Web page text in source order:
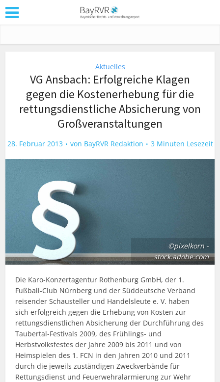
Aktuelles
VG Ansbach: Erfolgreiche Klagen
gegen die Kostenerhebung für die
rettungsdienstliche Absicherung von
Großveranstaltungen
28. Februar 2013 von BayRVR Redaktion 3 Minuten Lesezeit
©pixelkorn -
stock.adobe.com
Die Karo-Konzertagentur Rothenburg GmbH, der 1.
Fußball-Club Nürnberg und der Süddeutsche Verband
reisender Schausteller und Handelsleute e. V. haben
sich erfolgreich gegen die Erhebung von Kosten zur
rettungsdienstlichen Absicherung der Durchführung des
Taubertal-Festivals 2009, des Frühlings- und
Herbstvolksfestes der Jahre 2009 bis 2011 und von
Heimspielen des 1. FCN in den Jahren 2010 und 2011
durch die jeweils zuständigen Zweckverbände für
Rettungsdienst und Feuerwehralarmierung zur Wehr